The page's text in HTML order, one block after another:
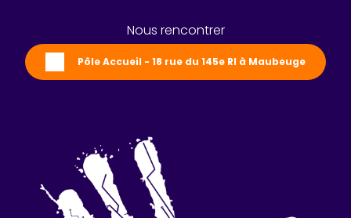
Nous rencontrer
Pôle Accueil - 18 rue du 145e RI à Maubeuge